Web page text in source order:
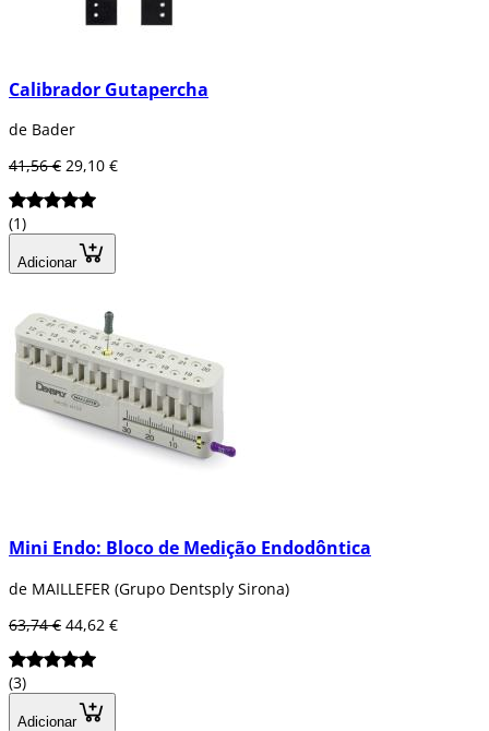
Calibrador Gutapercha
de Bader
41,56 € 29,10 €
(1)
Adicionar
Mini Endo: Bloco de Medição Endodôntica
de MAILLEFER (Grupo Dentsply Sirona)
63,74 € 44,62 €
(3)
Adicionar